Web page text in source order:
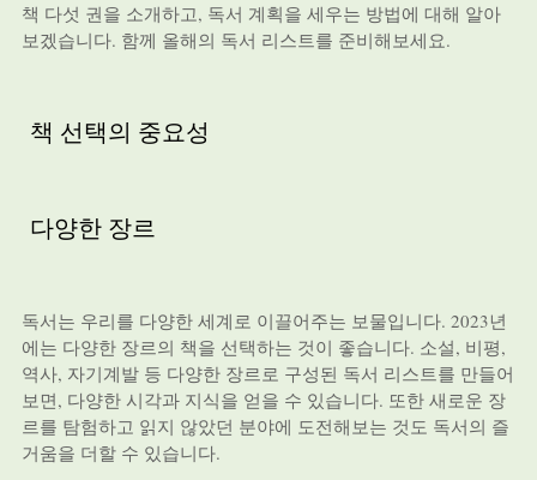
책 다섯 권을 소개하고, 독서 계획을 세우는 방법에 대해 알아
보겠습니다. 함께 올해의 독서 리스트를 준비해보세요.
책 선택의 중요성
다양한 장르
독서는 우리를 다양한 세계로 이끌어주는 보물입니다. 2023년
에는 다양한 장르의 책을 선택하는 것이 좋습니다. 소설, 비평,
역사, 자기계발 등 다양한 장르로 구성된 독서 리스트를 만들어
보면, 다양한 시각과 지식을 얻을 수 있습니다. 또한 새로운 장
르를 탐험하고 읽지 않았던 분야에 도전해보는 것도 독서의 즐
거움을 더할 수 있습니다.